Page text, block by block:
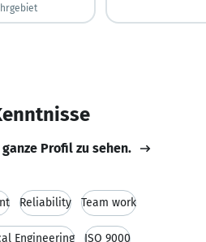
Profil zu sehen.
Reliability Team work
Engineering ISO 9000